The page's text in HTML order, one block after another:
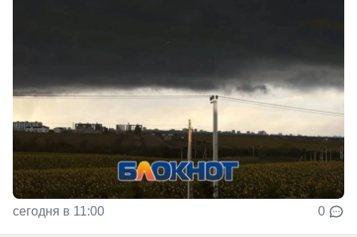
сегодня в 11:00 0